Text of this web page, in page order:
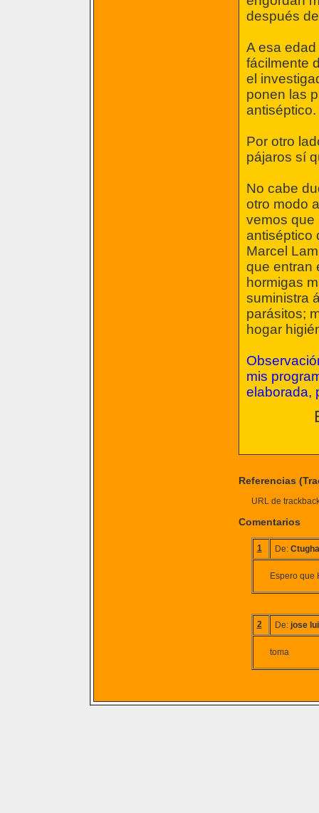
después
A esa
fácilmente
el
ponen las
antiséptico.
Por otro
pájaros sí
No cabe
otro modo
vemos que
antiséptico
Marcel
que entran
hormigas
suministra
parásitos;
hogar
mis
elaborada,
Referencias
URL de
Comentarios
1 De: Ctugha
Espero que
2 De: jose
toma